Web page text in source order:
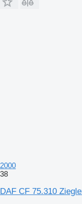
2000
38
DAF CF 75.310